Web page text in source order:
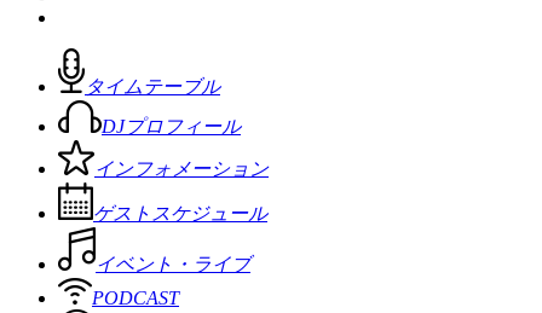
タイムテーブル
DJプロフィール
インフォメーション
ゲストスケジュール
イベント・ライブ
PODCAST